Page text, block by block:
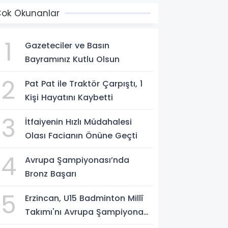
Okunanlar
1
Gazeteciler ve Basın
Bayramınız Kutlu Olsun
2
Pat Pat ile Traktör Çarpıştı, 1
Kişi Hayatını Kaybetti
3
İtfaiyenin Hızlı Müdahalesi
Olası Facianın Önüne Geçti
4
Avrupa Şampiyonası’nda
Bronz Başarı
5
Erzincan, U15 Badminton Millî
Takımı'nı Avrupa Şampiyonası